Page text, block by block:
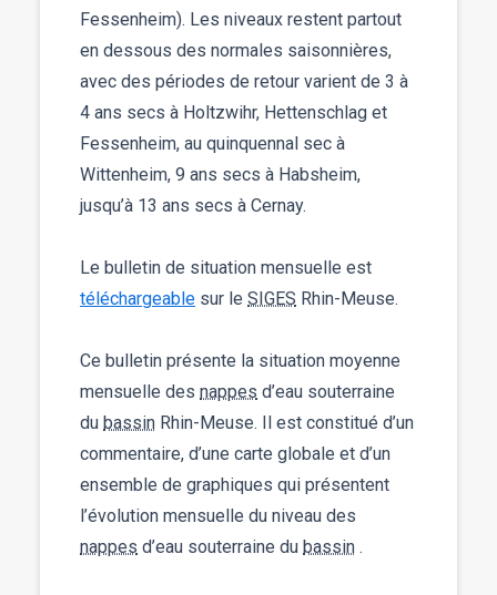
Fessenheim). Les niveaux restent partout
en dessous des normales saisonnières,
avec des périodes de retour varient de 3 à
4 ans secs à Holtzwihr, Hettenschlag et
Fessenheim, au quinquennal sec à
Wittenheim, 9 ans secs à Habsheim,
jusqu’à 13 ans secs à Cernay.
Le bulletin de situation mensuelle est
téléchargeable sur le SIGES Rhin-Meuse.
Ce bulletin présente la situation moyenne
mensuelle des nappes d’eau souterraine
du bassin Rhin-Meuse. Il est constitué d’un
commentaire, d’une carte globale et d’un
ensemble de graphiques qui présentent
l’évolution mensuelle du niveau des
nappes d’eau souterraine du bassin .